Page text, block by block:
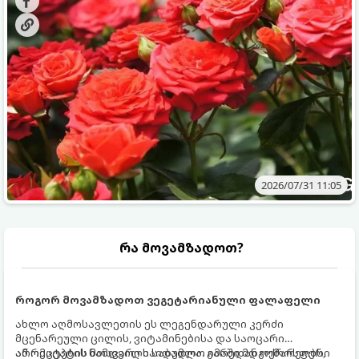
ვიცოდეთ, რომელი სასუქები გამოიყენება ამ დროს.
2026/07/31 11:05
რა მოვამზადოთ?
როგორ მოვამზადოთ ვეგეტარიანული ფალაფელი
ახლო აღმოსავლეთის ეს ლეგენდარული კერძი
მცენარეული ცილის, ვიტამინებისა და საოცარი
არომატების ნამდვილი საბადოა. გარედან ოქროსფერი
ამ რეცეპტის მთავარი საიდუმლო იმაში მდგომარეობს,